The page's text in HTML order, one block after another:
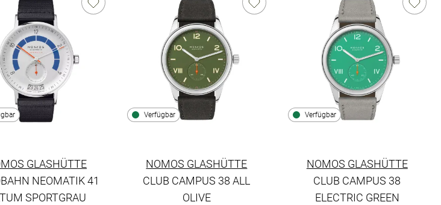
Preis: 3.560,00 €, Verfügbar
GLASHÜTTE
NEOMATIK 41
SPORTGRAU
Verfügbar
NOMOS GLASHÜTTE
CLUB CAMPUS 38 ALL
OLIVE
Verfügbar
NOMOS GLASHÜTTE
CLUB CAMPUS 38
ELECTRIC GREEN